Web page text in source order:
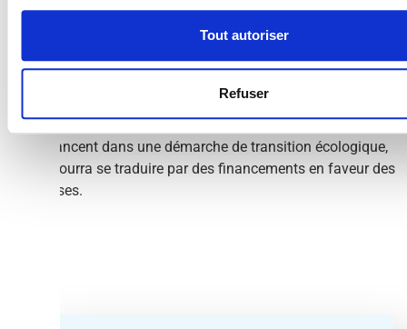
Tout autoriser
Refuser
Dans le cadre de son nouveau budget, la Commission
tous ses programmes d’aide, à hauteur de 30% des
dépenses. Pour ce faire, elle soutiendra les pays membres
qui se lancent dans une démarche de transition écologique,
ce qui pourra se traduire par des financements en faveur des
entreprises.